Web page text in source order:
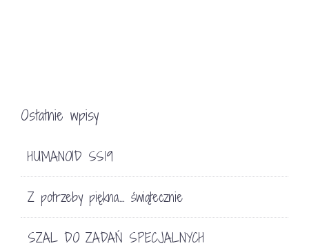
Ostatnie wpisy
HUMANOID SS19
Z potrzeby piękna… świątecznie
SZAL DO ZADAŃ SPECJALNYCH